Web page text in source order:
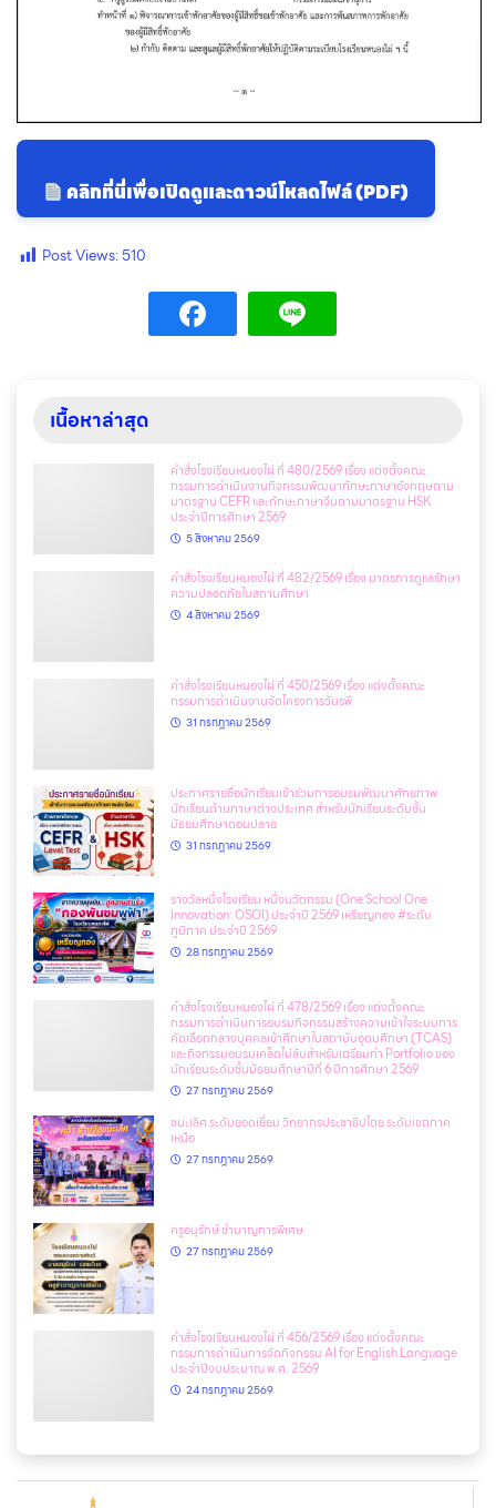
คลิกที่นี่เพื่อเปิดดูและดาวน์โหลดไฟล์ (PDF)
Post Views:510
เนื้อหาล่าสุด
คำสั่งโรงเรียนหนองไผ่ ที่ 480/2569 เรื่อง แต่งตั้งคณะ
กรรมการดำเนินงานกิจกรรมพัฒนาทักษะภาษาอังกฤษตาม
มาตรฐาน CEFR และทักษะภาษาจีนตามมาตรฐาน HSK
ประจำปีการศึกษา 2569
5 สิงหาคม 2569
คำสั่งโรงเรียนหนองไผ่ ที่ 482/2569 เรื่อง มาตรการดูแลรักษา
ความปลอดภัยในสถานศึกษา
4 สิงหาคม 2569
คำสั่งโรงเรียนหนองไผ่ ที่ 450/2569 เรื่อง แต่งตั้งคณะ
กรรมการดำเนินงานจัดโครงการวันรพี
31 กรกฎาคม 2569
ประกาศรายชื่อนักเรียนเข้าร่วมการอบรมพัฒนาศักยภาพ
นักเรียนด้านภาษาต่างประเทศ สำหรับนักเรียนระดับชั้น
มัธยมศึกษาตอนปลาย
31 กรกฎาคม 2569
รางวัลหนึ่งโรงเรียน หนึ่งนวัตกรรม (One School One
Innovation: OSOI) ประจำปี 2569 เหรียญทอง #ระดับ
ภูมิภาค ประจำปี 2569
28 กรกฎาคม 2569
คำสั่งโรงเรียนหนองไผ่ ที่ 478/2569 เรื่อง แต่งตั้งคณะ
กรรมการดำเนินการอบรมกิจกรรมสร้างความเข้าใจระบบการ
คัดเลือกกลางบุคคลเข้าศึกษาในสถาบันอุดมศึกษา (TCAS)
และกิจกรรมอบรมเคล็ดไม่ลับสำหรับเตรียมทำ Portfolio ของ
นักเรียนระดับชั้นมัธยมศึกษาปีที่ 6 ปีการศึกษา 2569
27 กรกฎาคม 2569
ชนะเลิศ ระดับยอดเยี่ยม วิทยากรประชาธิปไตย ระดับเขตภาค
เหนือ
27 กรกฎาคม 2569
ครูอนุรักษ์ ชำนาญการพิเศษ
27 กรกฎาคม 2569
คำสั่งโรงเรียนหนองไผ่ ที่ 456/2569 เรื่อง แต่งตั้งคณะ
กรรมการดำเนินการจัดกิจกรรม AI for English Language
ประจำปีงบประมาณ พ.ศ. 2569
24 กรกฎาคม 2569